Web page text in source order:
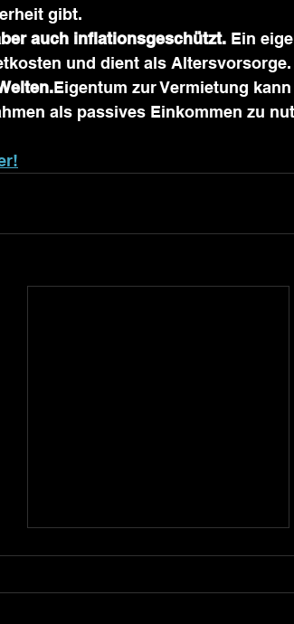
gibt.
auch inflationsgeschützt. Ein
und dient als Altersvorsorge.
Eigentum zur Vermietung
als passives Einkommen zu